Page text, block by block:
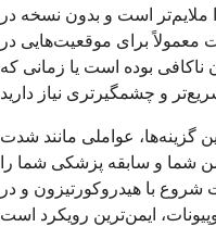
است و بدون نسخه در
معمولاً برای موقعیت‌هایی در
بوده است یا زمانی که
گزینه‌ها، عواملی مانند شدت
شما و سابقه پزشکی شما را
با هیدروکورتیزون و در